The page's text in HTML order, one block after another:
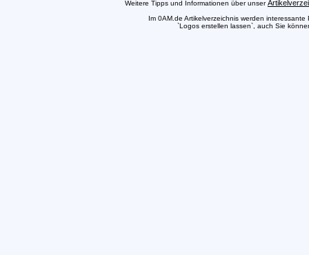
Weitere Tipps und Informationen über unser
Im 0AM.de Artikelverzeichnis werden
`Logos erstellen lassen`, auch Sie